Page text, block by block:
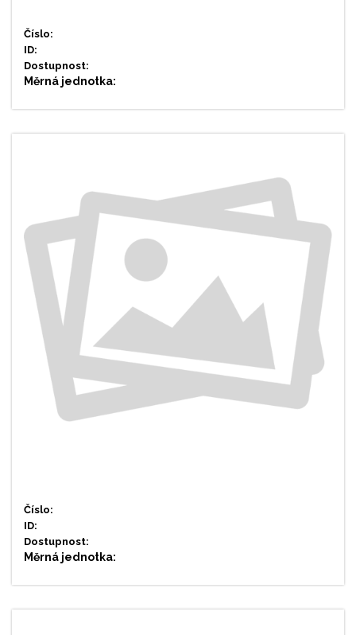
Číslo:
ID:
Dostupnost:
Měrná jednotka:
Číslo:
ID:
Dostupnost:
Měrná jednotka: